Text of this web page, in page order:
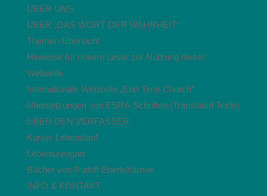
ÜBER UNS
ÜBER „DAS WORT DER WAHRHEIT“
Themen-Übersicht
Hinweise für unsere Leser zur Nutzung dieser
Webseite
Internationale Webseite „End-Time Church“
Übersetzungen von ESRA-Schriften (Translated Texts)
ÜBER DEN VERFASSER
Kurzer Lebenslauf
Lebenszeugnis
Bücher von Rudolf Ebertshäuser
INFO & KONTAKT